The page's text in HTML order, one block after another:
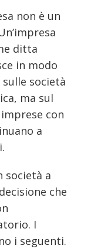
non è un
ditta
in modo
società
ma sul
con
a
società a
che
I
i seguenti.